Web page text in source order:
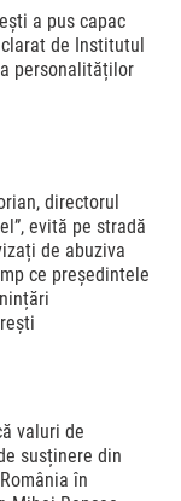
a pus capac
de Institutul
personalităților
directorul
evită pe stradă
de abuziva
ce președintele
valuri de
susținere din
în